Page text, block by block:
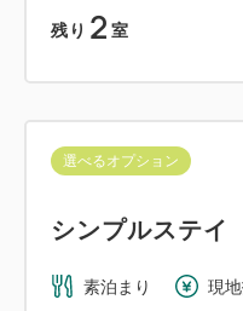
残り 2 室
選べるオプション
シンプルステイ
素泊まり 現